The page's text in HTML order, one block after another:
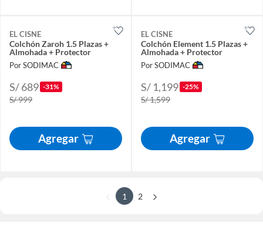
EL CISNE
Colchón Zaroh 1.5 Plazas +
Almohada + Protector
Por SODIMAC
S/ 689 -31%
S/ 999
Agregar
EL CISNE
Colchón Element 1.5 Plazas +
Almohada + Protector
Por SODIMAC
S/ 1,199 -25%
S/ 1,599
Agregar
1 2